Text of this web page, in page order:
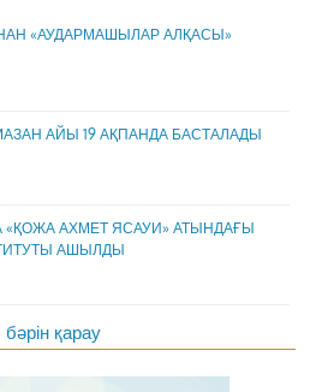
«АУДАРМАШЫЛАР АЛҚАСЫ»
АЙЫ 19 АҚПАНДА БАСТАЛАДЫ
«ҚОЖА АХМЕТ ЯСАУИ» АТЫНДАҒЫ
АШЫЛДЫ
бәрін қарау